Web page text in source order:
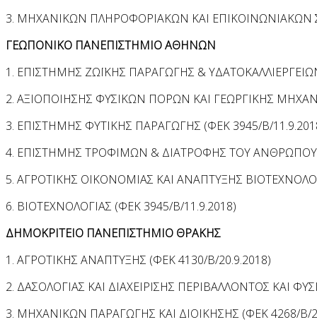
3. ΜΗΧΑΝΙΚΩΝ ΠΛΗΡΟΦΟΡΙΑΚΩΝ ΚΑΙ ΕΠΙΚΟΙΝΩΝΙΑΚΩΝ
ΓΕΩΠΟΝΙΚΟ ΠΑΝΕΠΙΣΤΗΜΙΟ ΑΘΗΝΩΝ
1. ΕΠΙΣΤΗΜΗΣ ΖΩΪΚΗΣ ΠΑΡΑΓΩΓΗΣ &
2. ΑΞΙΟΠΟΙΗΣΗΣ ΦΥΣΙΚΩΝ ΠΟΡΩΝ ΚΑΙ ΓΕΩΡΓΙΚΗΣ
3. ΕΠΙΣΤΗΜΗΣ ΦΥΤΙΚΗΣ ΠΑΡΑΓΩΓΗΣ (ΦΕΚ 3945/Β/
4. ΕΠΙΣΤΗΜΗΣ ΤΡΟΦΙΜΩΝ & ΔΙΑΤΡΟΦΗΣ ΤΟΥ ΑΝΘΡΩΠΟΥ
5. ΑΓΡΟΤΙΚΗΣ ΟΙΚΟΝΟΜΙΑΣ ΚΑΙ ΑΝΑΠΤΥΞΗΣ
6. ΒΙΟΤΕΧΝΟΛΟΓΙΑΣ (ΦΕΚ 3945/Β/11.9.2018)
ΔΗΜΟΚΡΙΤΕΙΟ ΠΑΝΕΠΙΣΤΗΜΙΟ ΘΡΑΚΗΣ
1. ΑΓΡΟΤΙΚΗΣ ΑΝΑΠΤΥΞΗΣ (ΦΕΚ 4130/Β/20.9.2018)
2. ΔΑΣΟΛΟΓΙΑΣ ΚΑΙ ΔΙΑΧΕΙΡΙΣΗΣ ΠΕΡΙΒΑΛΛΟΝΤΟΣ ΚΑΙ
3. ΜΗΧΑΝΙΚΩΝ ΠΑΡΑΓΩΓΗΣ ΚΑΙ ΔΙΟΙΚΗΣΗΣ (ΦΕΚ 4268/Β/